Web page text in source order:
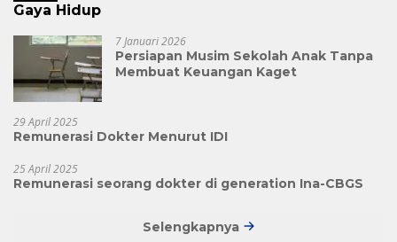
Gaya Hidup
7 Januari 2026
Persiapan Musim Sekolah Anak Tanpa
Membuat Keuangan Kaget
29 April 2025
Remunerasi Dokter Menurut IDI
25 April 2025
Remunerasi seorang dokter di generation Ina-CBGS
Selengkapnya